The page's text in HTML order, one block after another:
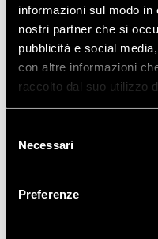
informazioni sul modo
nostri partner che si
pubblicità e social
con altre informazioni
raccolto dal suo utilizzo
delNecessari
Preferenze